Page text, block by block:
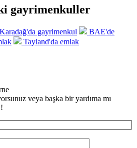
gayrimenkuller
Karadağ'da gayrimenkul
BAE'de
Tayland'da emlak
veya başka bir yardıma mı